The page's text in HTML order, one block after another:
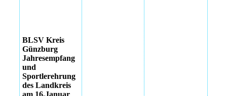
BLSV Kreis
Günzburg
Jahresempfang
und
Sportlerehrung
des Landkreis